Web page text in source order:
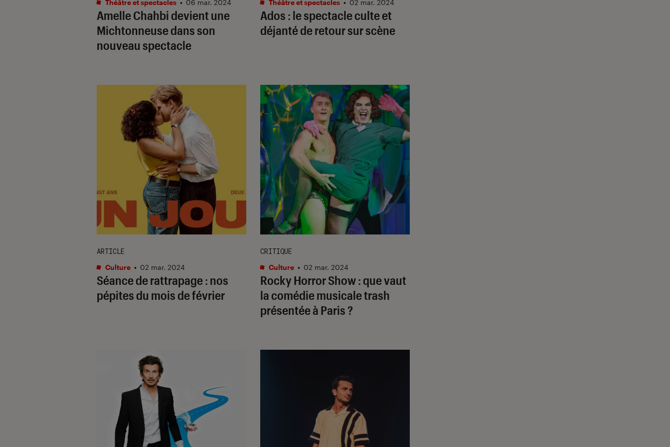
Amelle Chahbi devient une
Michtonneuse dans son
nouveau spectacle
Théâtre et spectacles • 06 mar. 2024
Ados : le spectacle culte et
déjanté de retour sur scène
Théâtre et spectacles • 02 mar. 2024
Séance de rattrapage : nos
pépites du mois de février
ARTICLE
Culture • 02 mar. 2024
Rocky Horror Show: que vaut
la comédie musicale trash
présentée à Paris ?
CRITIQUE
Culture • 02 mar. 2024